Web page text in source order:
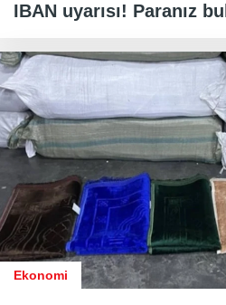
IBAN uyarısı! Paranız
Ekonomi